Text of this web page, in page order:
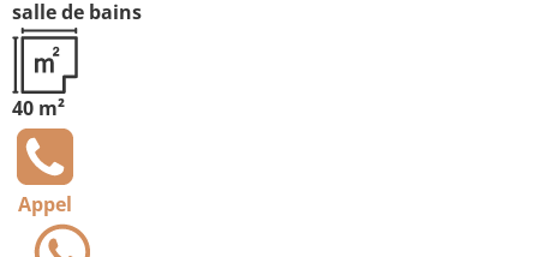
salle de bains
40 m²
Appel